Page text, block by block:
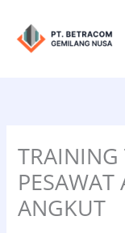
konten
ANGKUT